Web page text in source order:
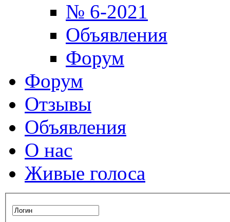
№ 6-2021
Объявления
Форум
Форум
Отзывы
Объявления
О нас
Живые голоса